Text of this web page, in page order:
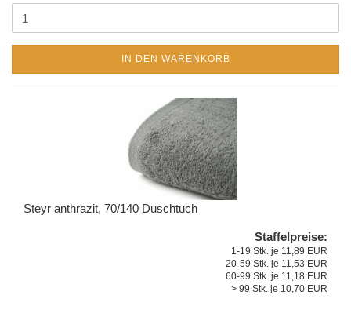
IN DEN WARENKORB
Steyr anthrazit, 70/140 Duschtuch
Staffelpreise:
1-19 Stk. je 11,89 EUR
20-59 Stk. je 11,53 EUR
60-99 Stk. je 11,18 EUR
> 99 Stk. je 10,70 EUR